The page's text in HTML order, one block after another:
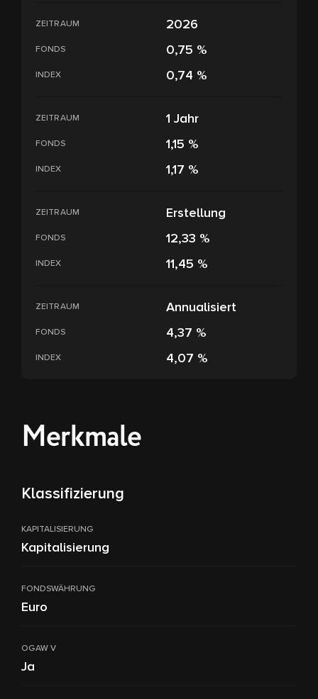
ZEITRAUM 2026
FONDS 0,75 %
INDEX 0,74 %
ZEITRAUM 1 Jahr
FONDS 1,15 %
INDEX 1,17 %
ZEITRAUM Erstellung
FONDS 12,33 %
INDEX 11,45 %
ZEITRAUM Annualisiert
FONDS 4,37 %
INDEX 4,07 %
Merkmale
Klassifizierung
KAPITALISIERUNG
Kapitalisierung
FONDSWÄHRUNG
Euro
OGAW V
Ja